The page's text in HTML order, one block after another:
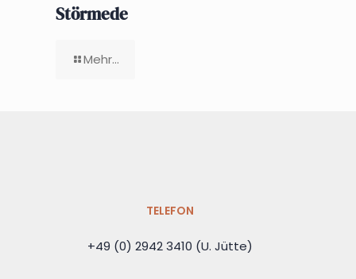
Störmede
Mehr...
TELEFON
+49 (0) 2942 3410 (U. Jütte)